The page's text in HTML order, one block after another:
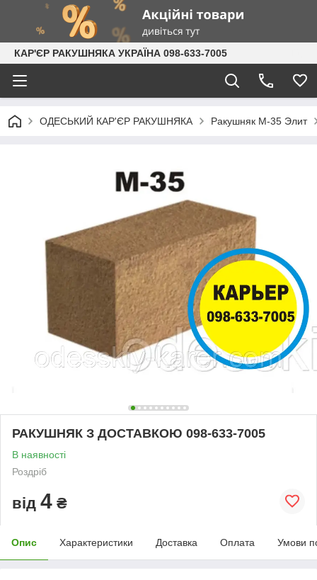
КАР'ЄР РАКУШНЯКА УКРАЇНА 098-633-7005
ОДЕСЬКИЙ КАР'ЄР РАКУШНЯКА Ракушняк М-35 Элит
РАКУШНЯК З ДОСТАВКОЮ 098-633-7005
В наявності
Роздріб
від 4 ₴
Опис Характеристики Доставка Оплата Умови